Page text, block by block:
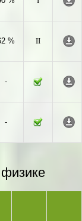
%
II
-
-